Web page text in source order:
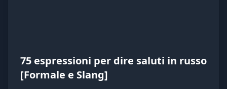
75 espressioni per dire saluti in russo
[Formale e Slang]